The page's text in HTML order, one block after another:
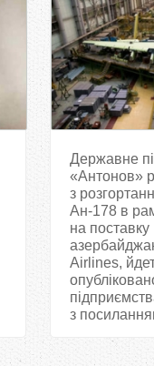
Державне
«Антонов»
з
Ан-178 в
на поставку
Airlines,
з